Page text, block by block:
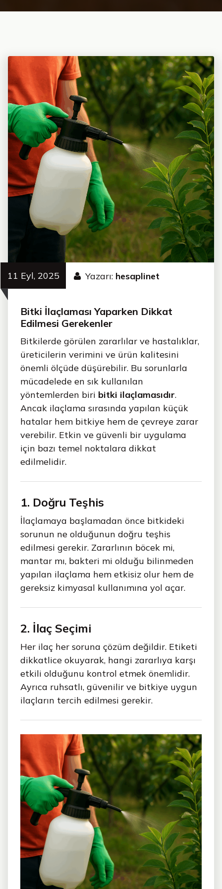
11 Eyl, 2025 Yazarı: hesaplinet
Bitki İlaçlaması Yaparken Dikkat
Edilmesi Gerekenler
Bitkilerde görülen zararlılar ve hastalıklar,
üreticilerin verimini ve ürün kalitesini
önemli ölçüde düşürebilir. Bu sorunlarla
mücadelede en sık kullanılan
yöntemlerden biri bitki ilaçlamasıdır.
Ancak ilaçlama sırasında yapılan küçük
hatalar hem bitkiye hem de çevreye zarar
verebilir. Etkin ve güvenli bir uygulama
için bazı temel noktalara dikkat
edilmelidir.
1. Doğru Teşhis
İlaçlamaya başlamadan önce bitkideki
sorunun ne olduğunun doğru teşhis
edilmesi gerekir. Zararlının böcek mi,
mantar mı, bakteri mi olduğu bilinmeden
yapılan ilaçlama hem etkisiz olur hem de
gereksiz kimyasal kullanımına yol açar.
2. İlaç Seçimi
Her ilaç her soruna çözüm değildir. Etiketi
dikkatlice okuyarak, hangi zararlıya karşı
etkili olduğunu kontrol etmek önemlidir.
Ayrıca ruhsatlı, güvenilir ve bitkiye uygun
ilaçların tercih edilmesi gerekir.